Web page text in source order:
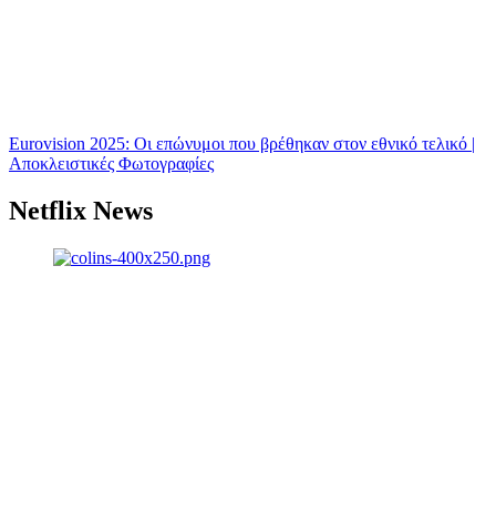
Eurovision 2025: Οι επώνυμοι που βρέθηκαν στον εθνικό τελικό |
Αποκλειστικές Φωτογραφίες
Netflix News